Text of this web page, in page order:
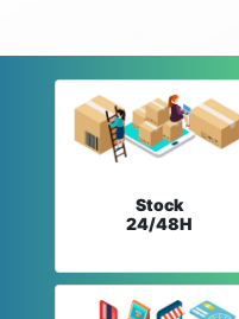
Stock
24/48H